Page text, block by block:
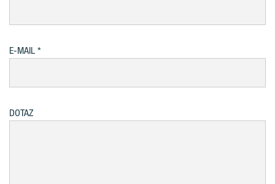
E-MAIL
DOTAZ